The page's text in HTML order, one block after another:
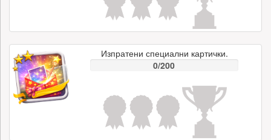
Изпратени специални картички.
0/200